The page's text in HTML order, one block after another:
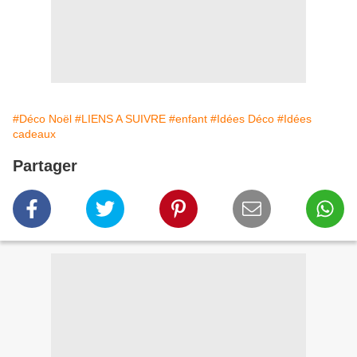
#Déco Noël #LIENS A SUIVRE #enfant #Idées Déco #Idées
cadeaux
Partager